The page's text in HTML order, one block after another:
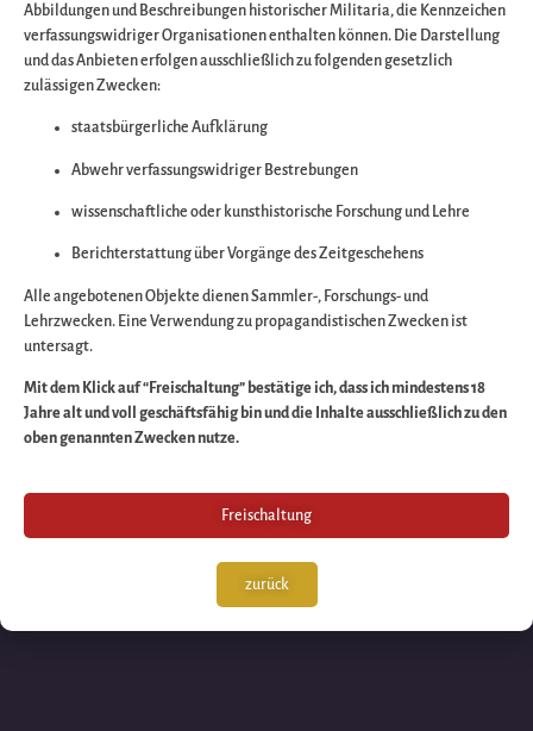
Entschuldigen Sie
bitte die
Wir arbeiten an
großartigen Sache
schauen Sie bald
wieder vorbei!
Abbildungen und Beschreibungen historischer Militaria, die Kennzeichen
verfassungswidriger Organisationen enthalten können. Die Darstellung
und das Anbieten erfolgen ausschließlich zu folgenden gesetzlich
zulässigen Zwecken:
staatsbürgerliche Aufklärung
Abwehr verfassungswidriger Bestrebungen
wissenschaftliche oder kunsthistorische Forschung und Lehre
Berichterstattung über Vorgänge des Zeitgeschehens
Alle angebotenen Objekte dienen Sammler-, Forschungs- und
Lehrzwecken. Eine Verwendung zu propagandistischen Zwecken ist
untersagt.
Mit dem Klick auf “Freischaltung” bestätige ich, dass ich mindestens 18
Jahre alt und voll geschäftsfähig bin und die Inhalte ausschließlich zu den
oben genannten Zwecken nutze.
Freischaltung
zurück